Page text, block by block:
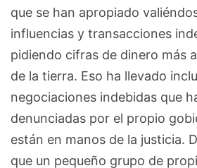
que se han apropiado
influencias y transacciones
pidiendo cifras de dinero más
de la tierra. Eso ha llevado
negociaciones indebidas que
denunciadas por el propio
están en manos de la justicia.
que un pequeño grupo de